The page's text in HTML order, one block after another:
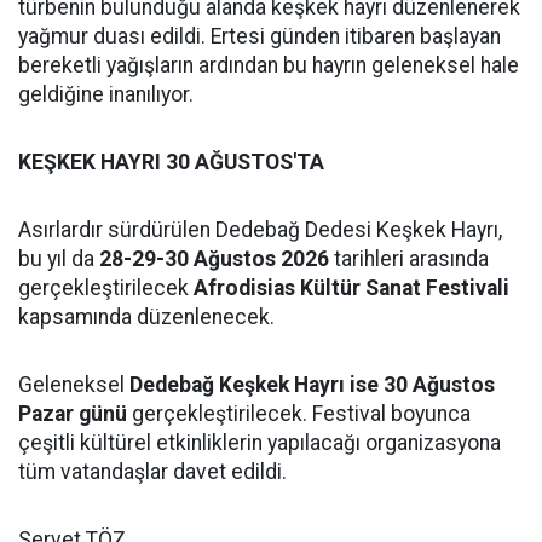
türbenin bulunduğu alanda keşkek hayrı düzenlenerek
yağmur duası edildi. Ertesi günden itibaren başlayan
bereketli yağışların ardından bu hayrın geleneksel hale
geldiğine inanılıyor.
KEŞKEK HAYRI 30 AĞUSTOS'TA
Asırlardır sürdürülen Dedebağ Dedesi Keşkek Hayrı,
bu yıl da 28-29-30 Ağustos 2026 tarihleri arasında
gerçekleştirilecek Afrodisias Kültür Sanat Festivali
kapsamında düzenlenecek.
Geleneksel Dedebağ Keşkek Hayrı ise 30 Ağustos
Pazar günü gerçekleştirilecek. Festival boyunca
çeşitli kültürel etkinliklerin yapılacağı organizasyona
tüm vatandaşlar davet edildi.